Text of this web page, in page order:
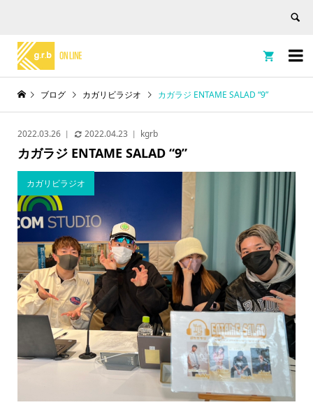


ブログ カガリビラジオ カガラジ ENTAME SALAD “9”
2022.03.26 2022.04.23 kgrb
カガラジ ENTAME SALAD “9”
カガリビラジオ